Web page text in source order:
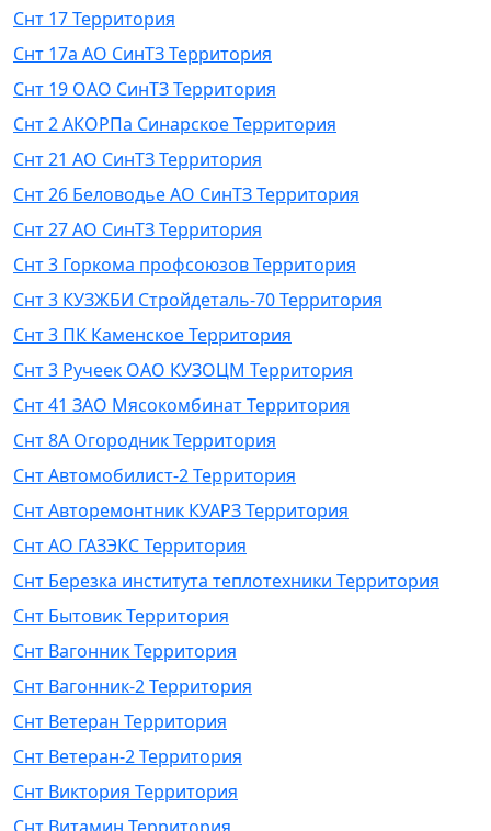
Снт 17 Территория
Снт 17а АО СинТЗ Территория
Снт 19 ОАО СинТЗ Территория
Снт 2 АКОРПа Синарское Территория
Снт 21 АО СинТЗ Территория
Снт 26 Беловодье АО СинТЗ Территория
Снт 27 АО СинТЗ Территория
Снт 3 Горкома профсоюзов Территория
Снт 3 КУЗЖБИ Стройдеталь-70 Территория
Снт 3 ПК Каменское Территория
Снт 3 Ручеек ОАО КУЗОЦМ Территория
Снт 41 ЗАО Мясокомбинат Территория
Снт 8А Огородник Территория
Снт Автомобилист-2 Территория
Снт Авторемонтник КУАРЗ Территория
Снт АО ГАЗЭКС Территория
Снт Березка института теплотехники Территория
Снт Бытовик Территория
Снт Вагонник Территория
Снт Вагонник-2 Территория
Снт Ветеран Территория
Снт Ветеран-2 Территория
Снт Виктория Территория